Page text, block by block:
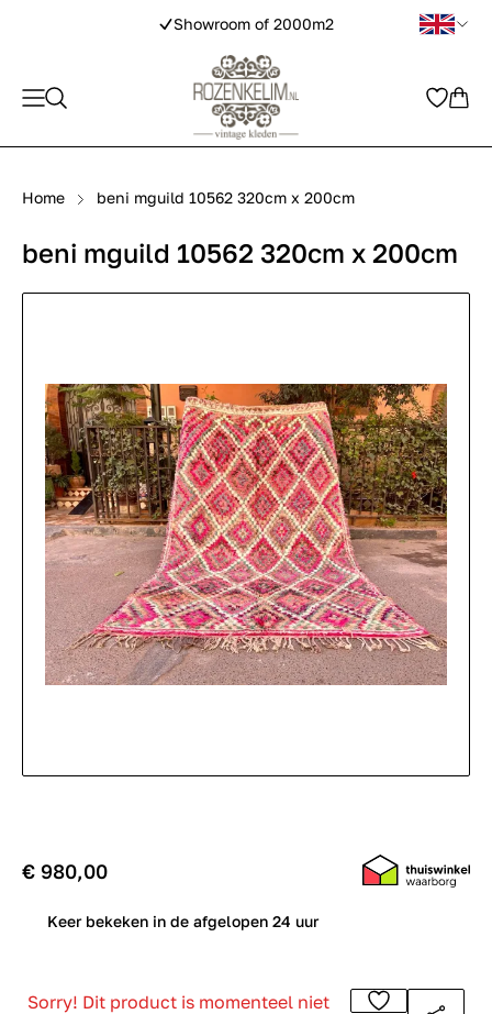
Showroom of 2000m2
Home beni mguild 10562 320cm x 200cm
beni mguild 10562 320cm x 200cm
€ 980,00
Keer bekeken in de afgelopen 24 uur
Sorry! Dit product is momenteel niet